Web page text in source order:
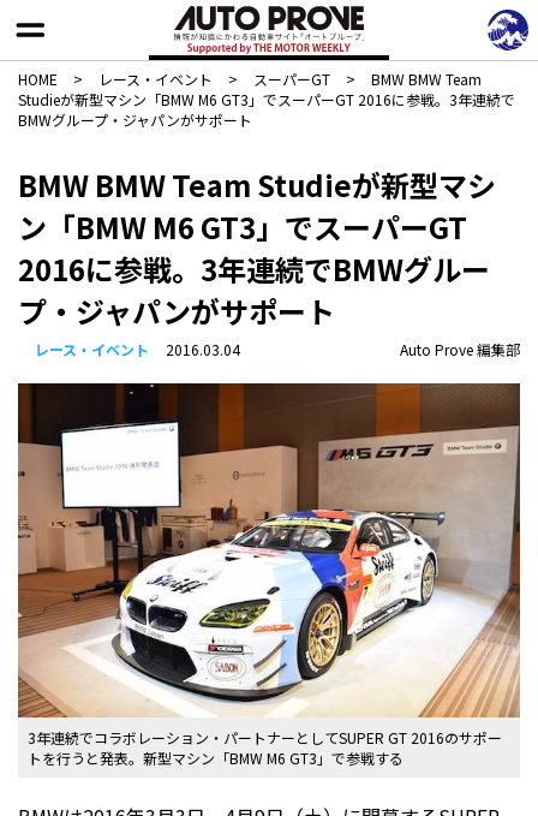
HOME > レース・イベント > スーパーGT >
BMW BMW Team
Studieが新型マシン「BMW M6 GT3」でスーパーGT 2016に参戦。3年連続で
BMWグループ・ジャパンがサポート
BMW BMW Team Studieが新型マシ
ン「BMW M6 GT3」でスーパーGT
2016に参戦。3年連続でBMWグルー
プ・ジャパンがサポート
レース・イベント 2016.03.04 Auto Prove 編集部
3年連続でコラボレーション・パートナーとしてSUPER GT 2016のサポー
トを行うと発表。新型マシン「BMW M6 GT3」で参戦する